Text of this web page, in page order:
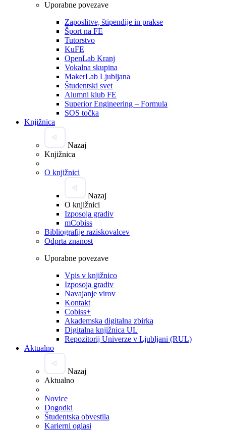
Uporabne povezave
Zaposlitve, štipendije in prakse
Šport na FE
Tutorstvo
KuFE
OpenLab Kranj
Vokalna skupina
MakerLab Ljubljana
Študentski svet
Alumni klub FE
Superior Engineering – Formula
SOS točka
Knjižnica
Nazaj
Knjižnica
O knjižnici
Nazaj
O knjižnici
Izposoja gradiv
mCobiss
Bibliografije raziskovalcev
Odprta znanost
Uporabne povezave
Vpis v knjižnico
Izposoja gradiv
Navajanje virov
Kontakt
Cobiss+
Akademska digitalna zbirka
Digitalna knjižnica UL
Repozitorij Univerze v Ljubljani (RUL)
Aktualno
Nazaj
Aktualno
Novice
Dogodki
Študentska obvestila
Karierni oglasi